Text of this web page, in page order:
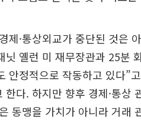
제·통상외교가 중단된 것은
닛 옐런 미 재무장관과 25분
안정적으로 작동하고 있다”
한다. 하지만 향후 경제·통상
동맹을 가치가 아니라 거래